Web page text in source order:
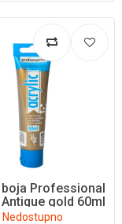
Professional
gold 60ml
Nedostupno